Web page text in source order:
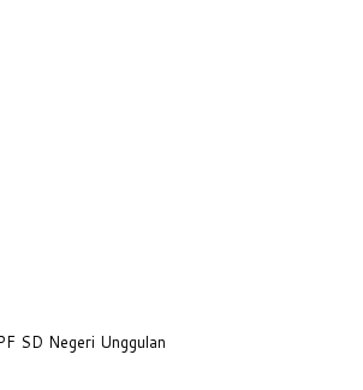
SD Negeri Unggulan